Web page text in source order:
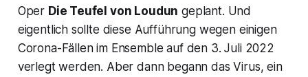
Oper Die Teufel von Loudun geplant. Und
eigentlich sollte diese Aufführung wegen einigen
Corona-Fällen im Ensemble auf den 3. Juli 2022
verlegt werden. Aber dann begann das Virus, ein